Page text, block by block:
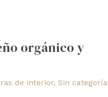
orgánico y
de interior, Sin categoría